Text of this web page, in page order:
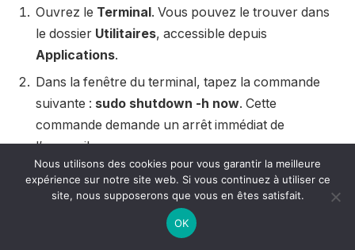
Ouvrez le Terminal . Vous pouvez le trouver dans
le dossier Utilitaires, accessible depuis
Applications.
Dans la fenêtre du terminal, tapez la commande
suivante : sudo shutdown -h now. Cette
commande demande un arrêt immédiat de
l’appareil.
Appuyez sur Entrée
et entrez votre mot de passe
si nécessaire.
Cette méthode permet de forcer l’arrêt de votre
Nous utilisons des cookies pour vous garantir la meilleure
expérience sur notre site web. Si vous continuez à utiliser ce
site, nous supposerons que vous en êtes satisfait.
OK